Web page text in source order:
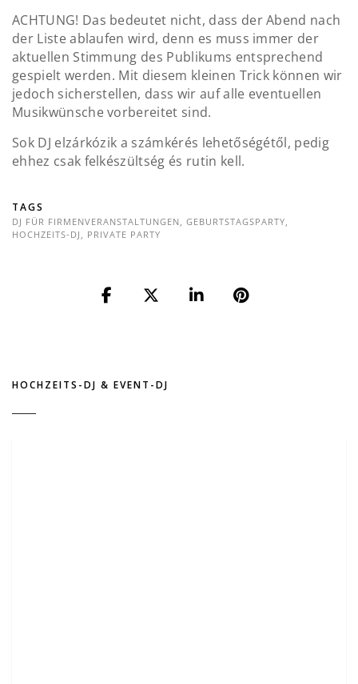
ACHTUNG! Das bedeutet nicht, dass der Abend nach
der Liste ablaufen wird, denn es muss immer der
aktuellen Stimmung des Publikums entsprechend
gespielt werden. Mit diesem kleinen Trick können wir
jedoch sicherstellen, dass wir auf alle eventuellen
Musikwünsche vorbereitet sind.
Sok DJ elzárkózik a számkérés lehetőségétől, pedig
ehhez csak felkészültség és rutin kell.
TAGS
DJ FÜR FIRMENVERANSTALTUNGEN, GEBURTSTAGSPARTY,
HOCHZEITS-DJ , PRIVATE PARTY
HOCHZEITS-DJ & EVENT-DJ